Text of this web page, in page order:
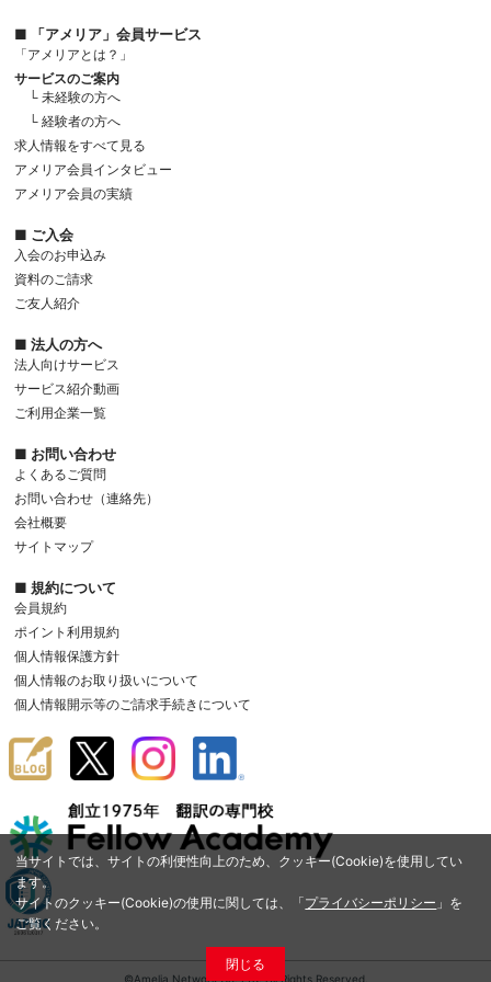
当サイトでは、サイトの利便性向上のため、クッキー(Cookie)を使用してい
ます。
サイトのクッキー(Cookie)の使用に関しては、「プライバシーポリシー 」を
ご覧ください。
閉じる
■ 「アメリア」会員サービス
「アメリアとは？」
サービスのご案内
└ 未経験の方へ
└ 経験者の方へ
求人情報をすべて見る
アメリア会員インタビュー
アメリア会員の実績
■ ご入会
入会のお申込み
資料のご請求
ご友人紹介
■ 法人の方へ
法人向けサービス
サービス紹介動画
ご利用企業一覧
■ お問い合わせ
よくあるご質問
お問い合わせ（連絡先）
会社概要
サイトマップ
■ 規約について
会員規約
ポイント利用規約
個人情報保護方針
個人情報のお取り扱いについて
個人情報開示等のご請求手続きについて
©Amelia Network Co.,Ltd. All Rights Reserved.